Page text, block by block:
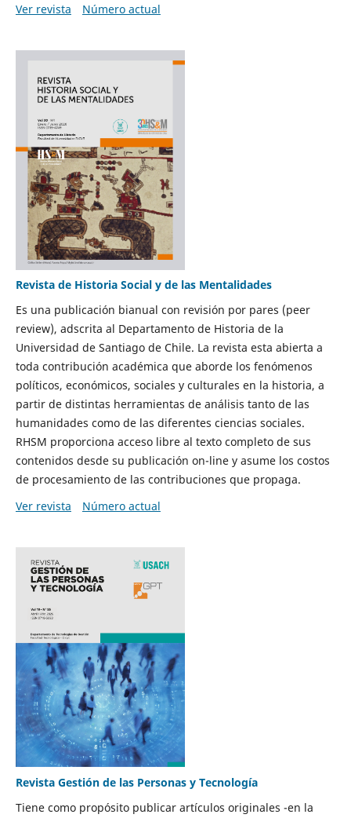
Ver revista
Número actual
Revista de Historia Social y de las Mentalidades
Es una publicación bianual con revisión por pares (peer
review), adscrita al Departamento de Historia de la
Universidad de Santiago de Chile. La revista esta abierta a
toda contribución académica que aborde los fenómenos
políticos, económicos, sociales y culturales en la historia, a
partir de distintas herramientas de análisis tanto de las
humanidades como de las diferentes ciencias sociales.
RHSM proporciona acceso libre al texto completo de sus
contenidos desde su publicación on-line y asume los costos
de procesamiento de las contribuciones que propaga.
Ver revista
Número actual
Revista Gestión de las Personas y Tecnología
Tiene como propósito publicar artículos originales -en la